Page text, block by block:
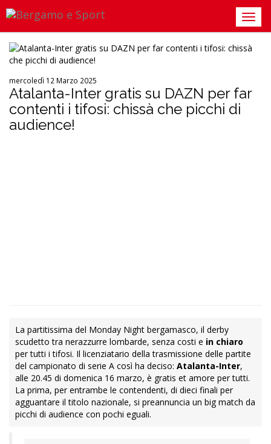
mercoledì 12 Marzo 2025
Atalanta-Inter gratis su DAZN per far
contenti i tifosi: chissà che picchi di
audience!
La partitissima del Monday Night bergamasco, il derby
scudetto tra nerazzurre lombarde, senza costi e in chiaro
per tutti i tifosi. Il licenziatario della trasmissione delle partite
del campionato di serie A così ha deciso: Atalanta-Inter,
alle 20.45 di domenica 16 marzo, è gratis et amore per tutti.
La prima, per entrambe le contendenti, di dieci finali per
agguantare il titolo nazionale, si preannuncia un big match da
picchi di audience con pochi eguali.